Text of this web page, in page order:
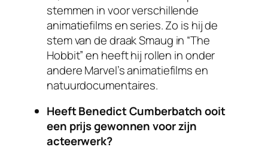
stemmen in voor verschillende
animatiefilms en series. Zo is hij de
stem van de draak Smaug in “The
Hobbit” en heeft hij rollen in onder
andere Marvel’s animatiefilms en
natuurdocumentaires.
Heeft Benedict Cumberbatch ooit
een prijs gewonnen voor zijn
acteerwerk?